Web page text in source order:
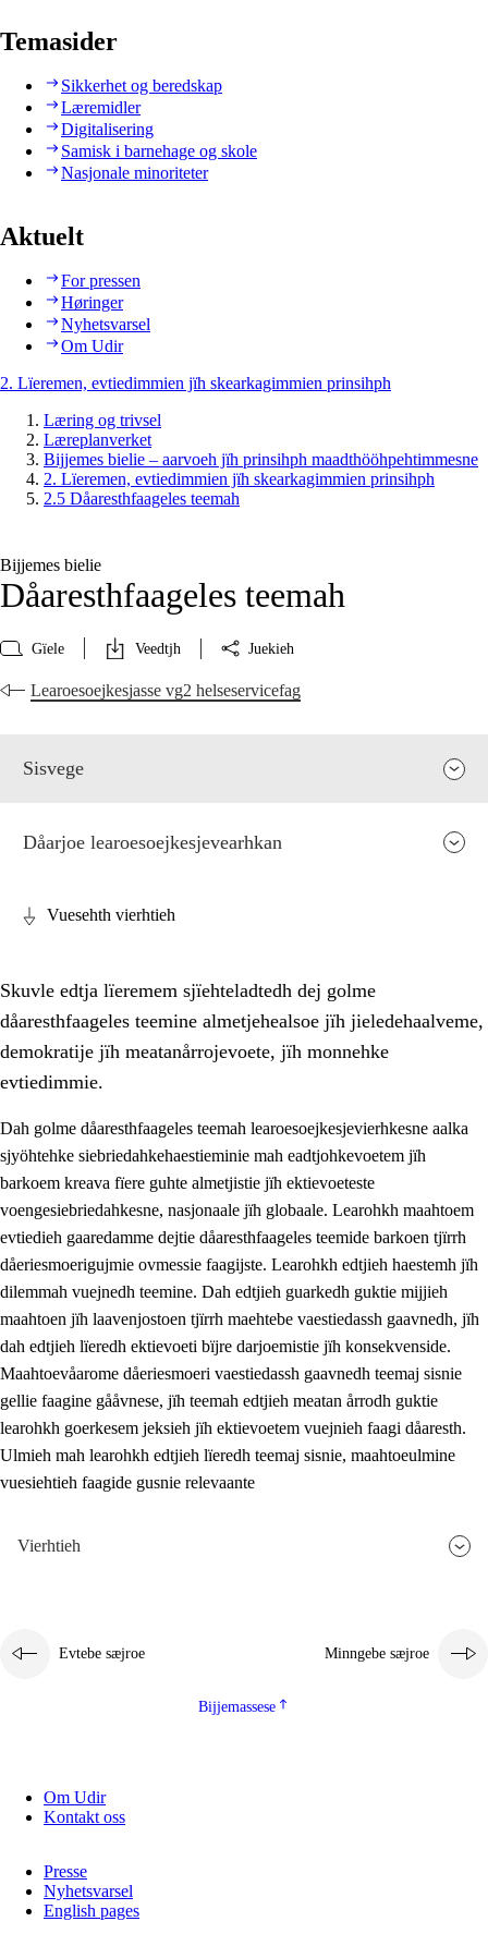
Temasider
Sikkerhet og beredskap
Læremidler
Digitalisering
Samisk i barnehage og skole
Nasjonale minoriteter
Aktuelt
For pressen
Høringer
Nyhetsvarsel
Om Udir
2. Lïeremen, evtiedimmien jïh skearkagimmien prinsihph
Læring og trivsel
Læreplanverket
Bijjemes bielie – aarvoeh jïh prinsihph maadthööhpehtimmesne
2. Lïeremen, evtiedimmien jïh skearkagimmien prinsihph
2.5 Dåaresthfaageles teemah
Bijjemes bielie
Dåaresthfaageles teemah
Gïele Veedtjh Juekieh
Learoesoejkesjasse vg2 helseservicefag
Sisvege
2. Lïeremen, evtiedimmien jïh skearkagimmien prinsihph
2.2 Maahtoe faagine
2.4 Lïeredh lïeredh
Dåaresthfaageles teemah
2.5 Dåaresthfaageles teemah
2.5.2 Demokratije jïh meatanårrojevoete
2.5.3 Monnehke evtiedimmie
Dåarjoe learoesoejkesjevearhkan
Vuesehth vierhtieh
Skuvle edtja lïeremem sjïehteladtedh dej golme
dåaresthfaageles teemine almetjehealsoe jïh jieledehaalveme,
demokratije jïh meatanårrojevoete, jïh monnehke
evtiedimmie.
Dah golme dåaresthfaageles teemah learoesoejkesjevierhkesne aalka
sjyöhtehke siebriedahkehaestieminie mah eadtjohkevoetem jïh
barkoem kreava fïere guhte almetjistie jïh ektievoeteste
voengesiebriedahkesne, nasjonaale jïh globaale. Learohkh maahtoem
evtiedieh gaaredamme dejtie dåaresthfaageles teemide barkoen tjïrrh
dåeriesmoerigujmie ovmessie faagijste. Learohkh edtjieh haestemh jïh
dilemmah vuejnedh teemine. Dah edtjieh guarkedh guktie mijjieh
maahtoen jïh laavenjostoen tjïrrh maehtebe vaestiedassh gaavnedh, jïh
dah edtjieh lïeredh ektievoeti bïjre darjoemistie jïh konsekvenside.
Maahtoevåarome dåeriesmoeri vaestiedassh gaavnedh teemaj sisnie
gellie faagine gååvnese, jïh teemah edtjieh meatan årrodh guktie
learohkh goerkesem jeksieh jïh ektievoetem vuejnieh faagi dåaresth.
Ulmieh mah learohkh edtjieh lïeredh teemaj sisnie, maahtoeulmine
vuesiehtieh faagide gusnie relevaante
Vierhtieh
Evtebe sæjroe Minngebe sæjroe
Bijjemassese
Om Udir
Kontakt oss
Presse
Nyhetsvarsel
English pages